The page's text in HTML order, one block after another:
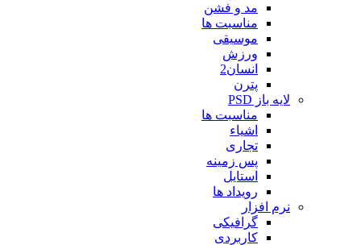
مد و فشن
مناسبت ها
موسیقی
ورزش
انسان2
پترن
لایه باز PSD
مناسبت ها
اشیاء
تجاری
پس زمینه
استایل
رویداد ها
نرم افزار
گرافیکی
کاربردی